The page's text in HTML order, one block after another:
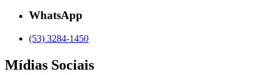
WhatsApp
(53) 3284-1450
Mídias Sociais